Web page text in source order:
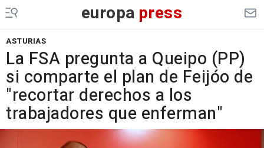
europa press
ASTURIAS
La FSA pregunta a Queipo (PP)
si comparte el plan de Feijóo de
"recortar derechos a los
trabajadores que enferman"